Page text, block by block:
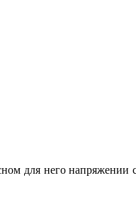
для него напряжении